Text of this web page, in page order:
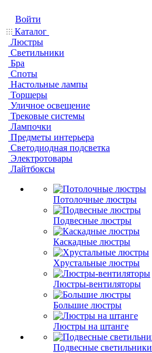
Войти
Каталог
Люстры
Светильники
Бра
Споты
Настольные лампы
Торшеры
Уличное освещение
Трековые системы
Лампочки
Предметы интерьера
Светодиодная подсветка
Электротовары
Лайтбоксы
Потолочные люстры
Подвесные люстры
Каскадные люстры
Хрустальные люстры
Люстры-вентиляторы
Большие люстры
Люстры на штанге
Подвесные светильники